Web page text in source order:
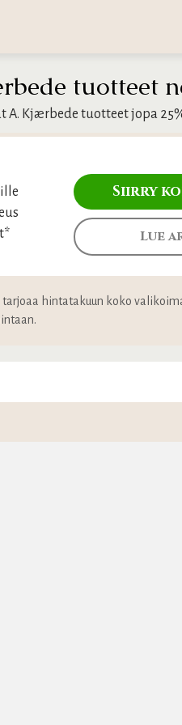
tuotteet
Kjærbede tuotteet jopa
Siirry
Lue
hintatakuun koko